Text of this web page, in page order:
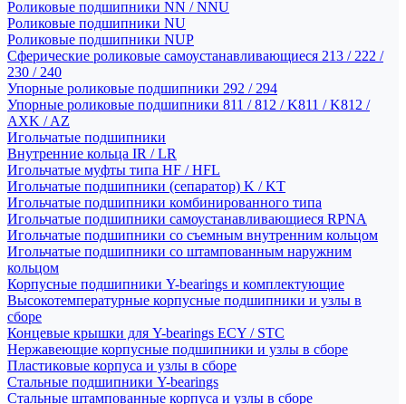
Роликовые подшипники NN / NNU
Роликовые подшипники NU
Роликовые подшипники NUP
Сферические роликовые самоустанавливающиеся 213 / 222 /
230 / 240
Упорные роликовые подшипники 292 / 294
Упорные роликовые подшипники 811 / 812 / K811 / K812 /
AXK / AZ
Игольчатые подшипники
Внутренние кольца IR / LR
Игольчатые муфты типа HF / HFL
Игольчатые подшипники (сепаратор) K / KT
Игольчатые подшипники комбинированного типа
Игольчатые подшипники самоустанавливающиеся RPNA
Игольчатые подшипники со съемным внутренним кольцом
Игольчатые подшипники со штампованным наружним
кольцом
Корпусные подшипники Y-bearings и комплектующие
Высокотемпературные корпусные подшипники и узлы в
сборе
Концевые крышки для Y-bearings ECY / STC
Нержавеющие корпусные подшипники и узлы в сборе
Пластиковые корпуса и узлы в сборе
Стальные подшипники Y-bearings
Стальные штампованные корпуса и узлы в сборе